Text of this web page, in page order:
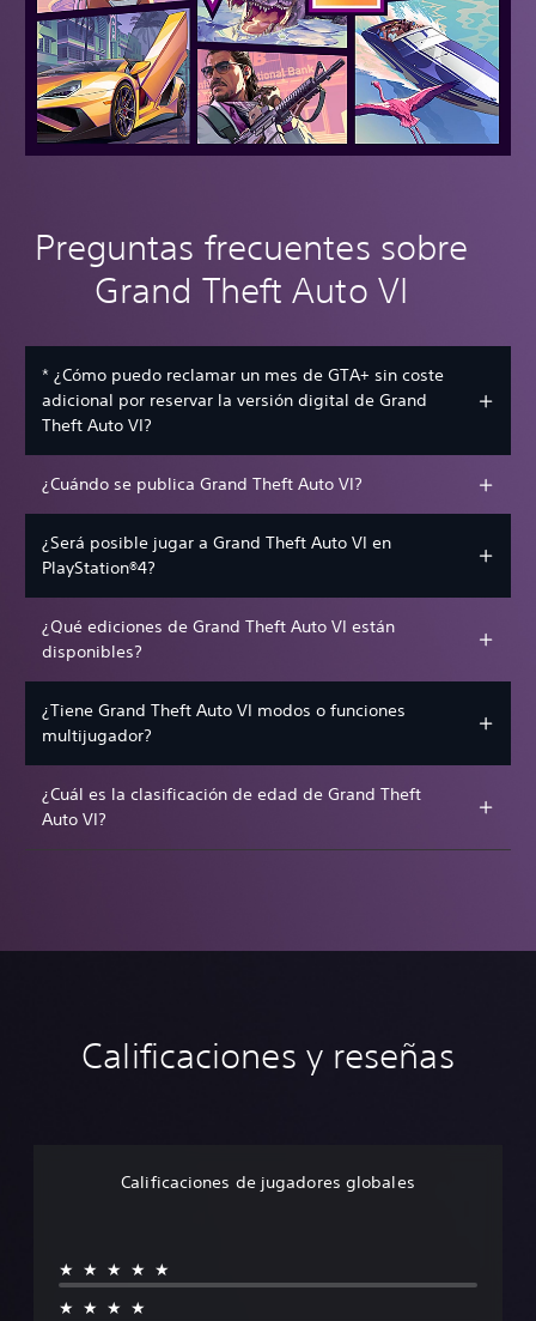
Preguntas frecuentes sobre
Grand Theft Auto VI
* ¿Cómo puedo reclamar un mes de GTA+ sin coste
adicional por reservar la versión digital de Grand
Theft Auto VI?
¿Cuándo se publica Grand Theft Auto VI?
¿Será posible jugar a Grand Theft Auto VI en
PlayStation®4?
¿Qué ediciones de Grand Theft Auto VI están
disponibles?
¿Tiene Grand Theft Auto VI modos o funciones
multijugador?
¿Cuál es la clasificación de edad de Grand Theft
Auto VI?
Calificaciones y reseñas
Calificaciones de jugadores globales
★★★★★
★★★★